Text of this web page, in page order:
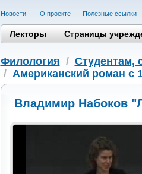
Новости О проекте Полезные cсылки
Лекторы Страницы
Филология / Студентам,
/ Американский роман с
Владимир Набоков